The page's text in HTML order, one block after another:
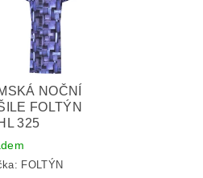
NOČNÍ
FOLTÝN
325
FOLTÝN